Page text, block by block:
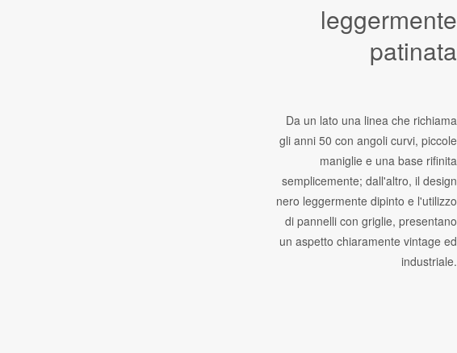
leggermente
patinata
Da un lato una linea che richiama
gli anni 50 con angoli curvi, piccole
maniglie e una base rifinita
semplicemente; dall'altro, il design
nero leggermente dipinto e l'utilizzo
di pannelli con griglie, presentano
un aspetto chiaramente vintage ed
industriale.